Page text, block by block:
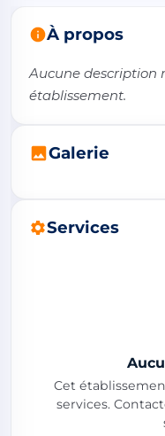
À propos
Aucune description
établissement.
Galerie
Services
Cet
services.